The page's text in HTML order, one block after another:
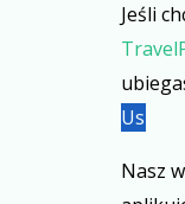
Jeśli
Us
Nasz